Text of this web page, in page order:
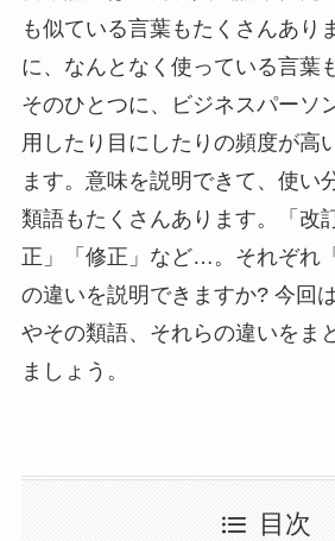
も似ている言葉もたくさんあり
に、なんとなく使っている言葉
そのひとつに、ビジネスパーソ
用したり目にしたりの頻度が高
ます。意味を説明できて、使い
類語もたくさんあります。「改
正」「修正」など…。それぞれ
の違いを説明できますか? 今回
やその類語、それらの違いをま
ましょう。
目次